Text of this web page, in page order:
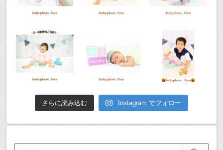
さらに読み込む Instagram でフォロー